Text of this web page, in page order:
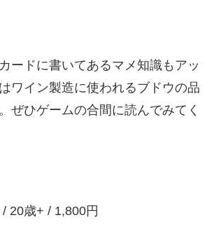
ードに書いてあるマメ知識もアッ
ワイン製造に使われるブドウの品
ぜひゲームの合間に読んでみてく
20歳+ / 1,800円